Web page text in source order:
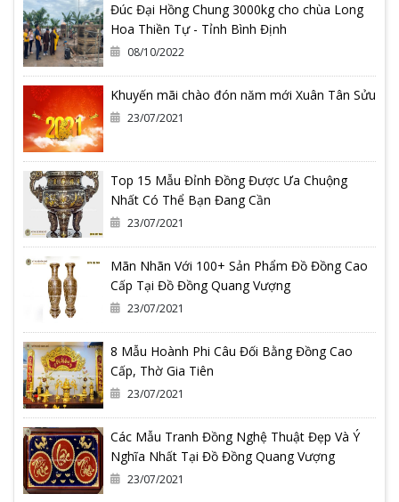
Đúc Đại Hồng Chung 3000kg cho chùa Long
Hoa Thiền Tự - Tỉnh Bình Định
08/10/2022
Khuyến mãi chào đón năm mới Xuân Tân Sửu
23/07/2021
Top 15 Mẫu Đỉnh Đồng Được Ưa Chuộng
Nhất Có Thể Bạn Đang Cần
23/07/2021
Mãn Nhãn Với 100+ Sản Phẩm Đồ Đồng Cao
Cấp Tại Đồ Đồng Quang Vượng
23/07/2021
8 Mẫu Hoành Phi Câu Đối Bằng Đồng Cao
Cấp, Thờ Gia Tiên
23/07/2021
Các Mẫu Tranh Đồng Nghệ Thuật Đẹp Và Ý
Nghĩa Nhất Tại Đồ Đồng Quang Vượng
23/07/2021